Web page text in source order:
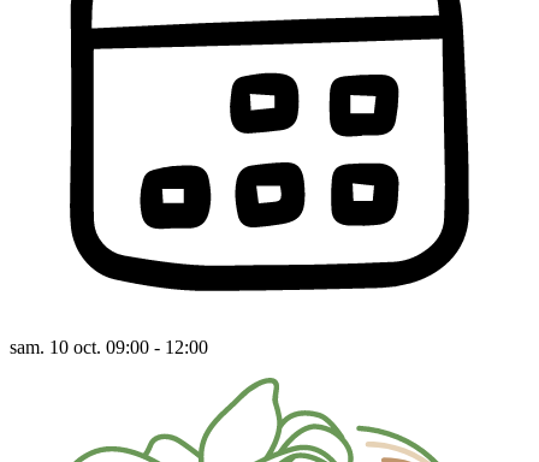
sam. 10 oct. 09:00 - 12:00